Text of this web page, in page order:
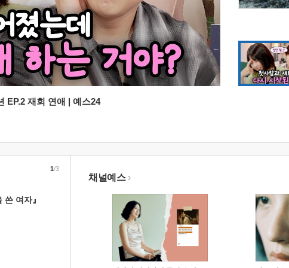
EP.2 재회 연애 | 예스24
여자』
1/3
채널예스